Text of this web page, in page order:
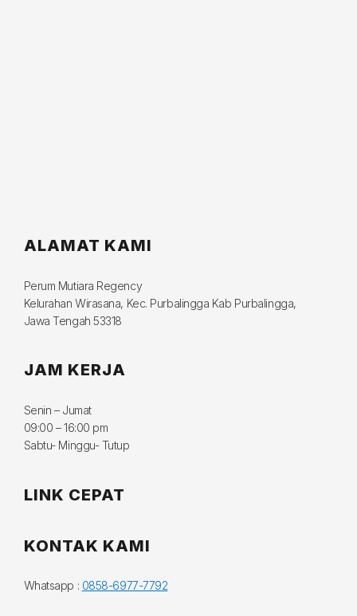
ALAMAT KAMI
Perum Mutiara Regency
Kelurahan Wirasana, Kec. Purbalingga Kab Purbalingga,
Jawa Tengah 53318
JAM KERJA
Senin – Jumat
09:00 – 16:00 pm
Sabtu- Minggu- Tutup
LINK CEPAT
KONTAK KAMI
Whatsapp : 0858-6977-7792